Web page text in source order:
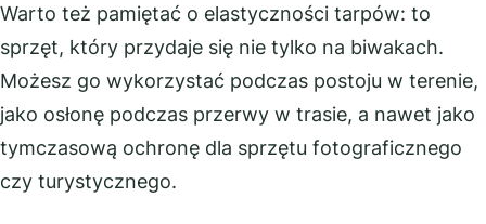
Warto też pamiętać o elastyczności tarpów: to
sprzęt, który przydaje się nie tylko na biwakach.
Możesz go wykorzystać podczas postoju w terenie,
jako osłonę podczas przerwy w trasie, a nawet jako
tymczasową ochronę dla sprzętu fotograficznego
czy turystycznego.